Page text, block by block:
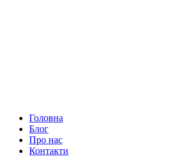
Головна
Блог
Про нас
Контакти